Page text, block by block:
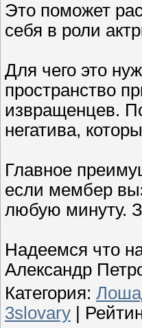
Это поможет
себя в роли
Для чего это
пространство
извращенцев.
негатива,
Главное
если мембер
любую минуту.
Надеемся что
Александр
Категория:
3slovary